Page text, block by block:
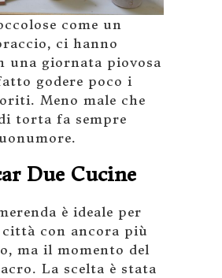
come un
ci hanno
una giornata piovosa
godere poco i
Meno male che
torta fa sempre
Due Cucine
è ideale per
con ancora più
ma il momento del
La scelta è stata